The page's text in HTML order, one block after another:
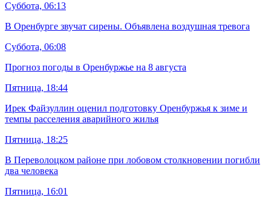
Суббота, 06:13
В Оренбурге звучат сирены. Объявлена воздушная тревога
Суббота, 06:08
Прогноз погоды в Оренбуржье на 8 августа
Пятница, 18:44
Ирек Файзуллин оценил подготовку Оренбуржья к зиме и
темпы расселения аварийного жилья
Пятница, 18:25
В Переволоцком районе при лобовом столкновении погибли
два человека
Пятница, 16:01